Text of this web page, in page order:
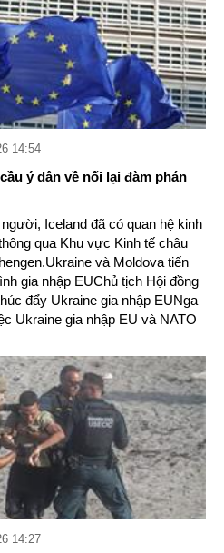
14:54
ý dân về nối lại đàm phán
Iceland đã có quan hệ kinh
qua Khu vực Kinh tế châu
và Moldova tiến
gia nhập EUChủ tịch Hội đồng
đẩy Ukraine gia nhập EUNga
Ukraine gia nhập EU và NATO
14:27